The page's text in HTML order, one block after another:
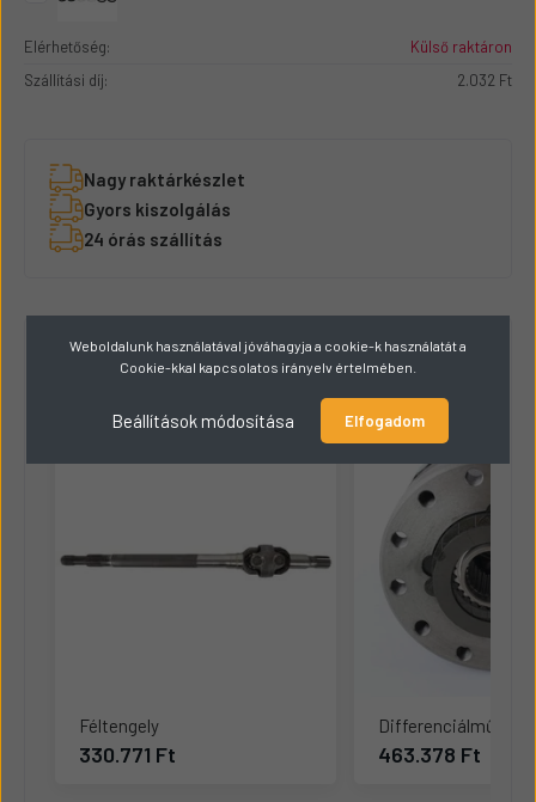
Elérhetőség:
Külső raktáron
Szállítási díj:
2.032 Ft
Nagy raktárkészlet
Gyors kiszolgálás
24 órás szállítás
Hasonló termékek 8
Féltengely
330.771 Ft
Differenciálmű
463.378 Ft
Weboldalunk használatával jóváhagyja a cookie-k használatát a
Cookie-kkal kapcsolatos irányelv értelmében.
Beállítások módosítása Elfogadom